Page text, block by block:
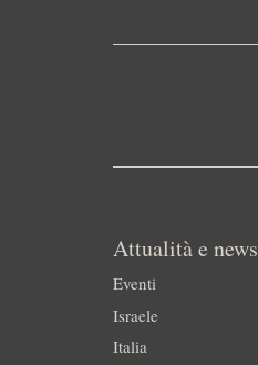
Attualità e news
Eventi
Israele
Italia